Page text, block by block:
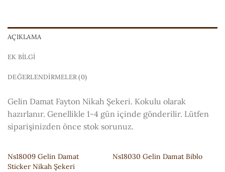
AÇIKLAMA
EK BILGI
DEĞERLENDIRMELER (0)
Gelin Damat Fayton Nikah Şekeri. Kokulu olarak
hazırlanır. Genellikle 1-4 gün içinde gönderilir. Lütfen
siparişinizden önce stok sorunuz.
Ns18009 Gelin Damat
Sticker Nikah Şekeri
Ns18030 Gelin Damat Biblo